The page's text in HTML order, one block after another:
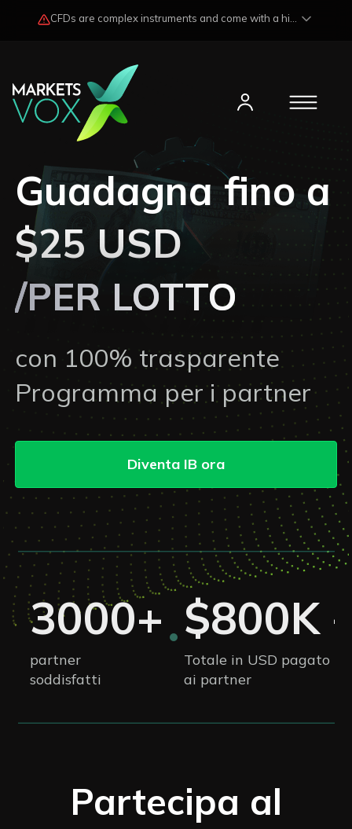
Guadagna fino a
$25 USD
/PER LOTTO
con 100% trasparente
Programma per i partner
Diventa IB ora
3000+
partner
soddisfatti
$800K
Totale in USD pagato
ai partner
Partecipa al